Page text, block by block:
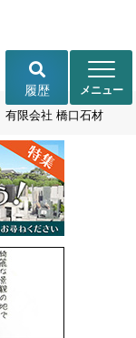
有限会社 橋口石材
履歴